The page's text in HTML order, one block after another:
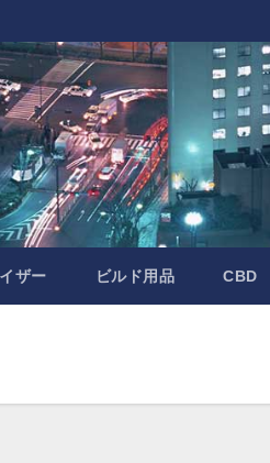
ザー ビルド用品 CBD